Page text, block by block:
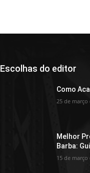
Escolhas do editor
Como
25 de março
Melhor
Barba:
15 de março